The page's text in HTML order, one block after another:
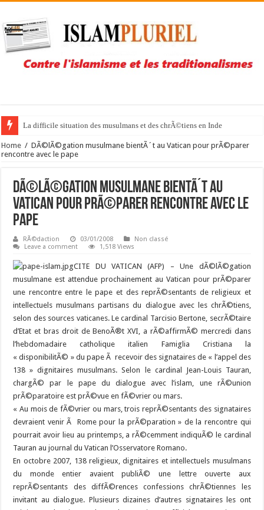
La difficile situation des musulmans et des chrÃ©tiens en Inde
Home / DÃ©lÃ©gation musulmane bientÃ´t au Vatican pour prÃ©parer
rencontre avec le pape
DÃ©lÃ©gation musulmane bientÃ´t au
Vatican pour prÃ©parer rencontre avec le
pape
RÃ©daction 03/01/2008
Non classé
Leave a comment
1,518 Views
CITE DU VATICAN (AFP) – Une dÃ©lÃ©gation
musulmane est attendue prochainement au Vatican pour prÃ©parer
une rencontre entre le pape et des reprÃ©sentants de religieux et
intellectuels musulmans partisans du dialogue avec les chrÃ©tiens,
selon des sources vaticanes. Le cardinal Tarcisio Bertone, secrÃ©taire
d’Etat et bras droit de BenoÃ®t XVI, a rÃ©affirmÃ© mercredi dans
l’hebdomadaire catholique italien Famiglia Cristiana la
« disponibilitÃ© » du pape Ã recevoir des signataires de « l’appel des
138 » dignitaires musulmans. Selon le cardinal Jean-Louis Tauran,
chargÃ© par le pape du dialogue avec l’islam, une rÃ©union
prÃ©paratoire est prÃ©vue en fÃ©vrier ou mars.
« Au mois de fÃ©vrier ou mars, trois reprÃ©sentants des signataires
devraient venir Ã Rome pour la prÃ©paration » de la rencontre qui
pourrait avoir lieu au printemps, a rÃ©cemment indiquÃ© le cardinal
Tauran au journal du Vatican l’Osservatore Romano.
En octobre 2007, 138 religieux, dignitaires et intellectuels musulmans
du monde entier avaient publiÃ© une lettre ouverte aux
reprÃ©sentants des diffÃ©rences confessions chrÃ©tiennes les
invitant au dialogue. Plusieurs dizaines d’autres signataires les ont